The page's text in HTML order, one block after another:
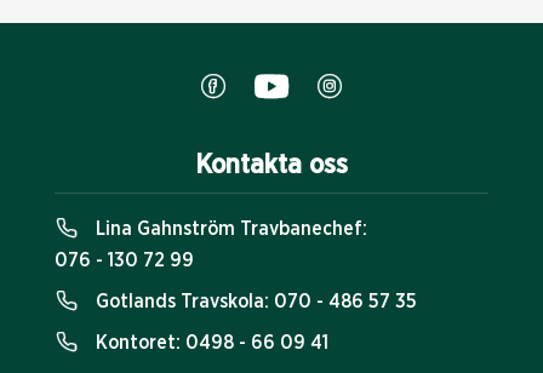
Kontakta oss
Lina Gahnström Travbanechef:
076 - 130 72 99
Gotlands Travskola: 070 - 486 57 35
Kontoret: 0498 - 66 09 41